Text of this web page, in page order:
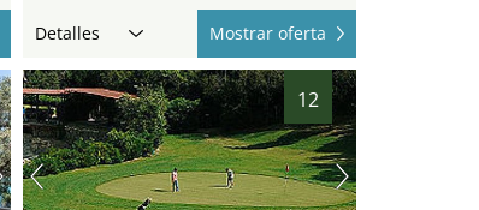
Detalles Mostrar oferta
12